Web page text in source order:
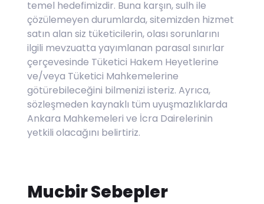
temel hedefimizdir. Buna karşın, sulh ile
çözülemeyen durumlarda, sitemizden hizmet
satın alan siz tüketicilerin, olası sorunlarını
ilgili mevzuatta yayımlanan parasal sınırlar
çerçevesinde Tüketici Hakem Heyetlerine
ve/veya Tüketici Mahkemelerine
götürebileceğini bilmenizi isteriz. Ayrıca,
sözleşmeden kaynaklı tüm uyuşmazlıklarda
Ankara Mahkemeleri ve İcra Dairelerinin
yetkili olacağını belirtiriz.
Mucbir Sebepler